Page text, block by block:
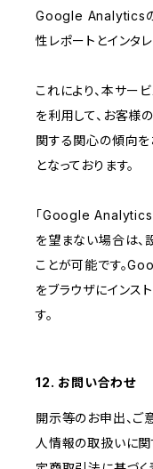
Google Analyticsの
性レポートとインタ
これにより、本サ
を利用して、お客様
関する関心の傾向
となっております。
「Google Analytics
を望まない場合は、
ことが可能です。
をブラウザにインス
す。
12. お問い合わせ
開示等のお申出、ご
人情報の取扱いに関